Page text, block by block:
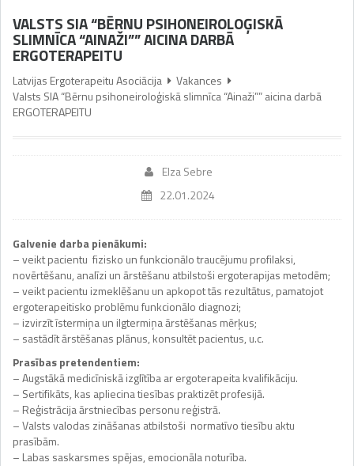
VALSTS SIA “BĒRNU PSIHONEIROLOĢISKĀ
SLIMNĪCA “AINAŽI”” AICINA DARBĀ
ERGOTERAPEITU
Latvijas Ergoterapeitu Asociācija
Vakances
Valsts SIA “Bērnu psihoneiroloģiskā slimnīca “Ainaži”” aicina darbā
ERGOTERAPEITU
Elza Sebre
22.01.2024
Galvenie darba pienākumi:
– veikt pacientu fizisko un funkcionālo traucējumu profilaksi,
novērtēšanu, analīzi un ārstēšanu atbilstoši ergoterapijas metodēm;
– veikt pacientu izmeklēšanu un apkopot tās rezultātus, pamatojot
ergoterapeitisko problēmu funkcionālo diagnozi;
– izvirzīt īstermiņa un ilgtermiņa ārstēšanas mērķus;
– sastādīt ārstēšanas plānus, konsultēt pacientus, u.c.
Prasības pretendentiem:
– Augstākā medicīniskā izglītība ar ergoterapeita kvalifikāciju.
– Sertifikāts, kas apliecina tiesības praktizēt profesijā.
– Reģistrācija ārstniecības personu reģistrā.
– Valsts valodas zināšanas atbilstoši normatīvo tiesību aktu
prasībām.
– Labas saskarsmes spējas, emocionāla noturība.